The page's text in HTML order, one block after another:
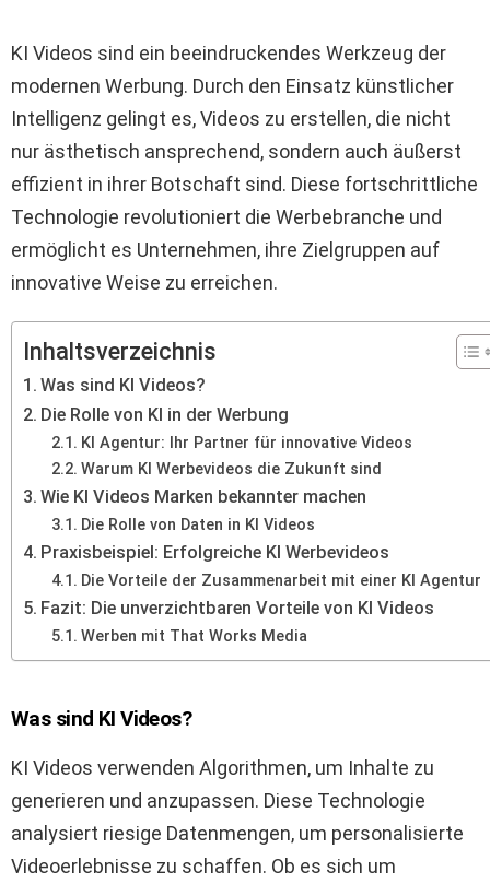
KI Videos sind ein beeindruckendes Werkzeug der
modernen Werbung. Durch den Einsatz künstlicher
Intelligenz gelingt es, Videos zu erstellen, die nicht
nur ästhetisch ansprechend, sondern auch äußerst
effizient in ihrer Botschaft sind. Diese fortschrittliche
Technologie revolutioniert die Werbebranche und
ermöglicht es Unternehmen, ihre Zielgruppen auf
innovative Weise zu erreichen.
Inhaltsverzeichnis
Was sind KI Videos?
Die Rolle von KI in der Werbung
KI Agentur: Ihr Partner für innovative Videos
Warum KI Werbevideos die Zukunft sind
Wie KI Videos Marken bekannter machen
Die Rolle von Daten in KI Videos
Praxisbeispiel: Erfolgreiche KI Werbevideos
Die Vorteile der Zusammenarbeit mit einer KI Agentur
Fazit: Die unverzichtbaren Vorteile von KI Videos
Werben mit That Works Media
Was sind KI Videos?
KI Videos verwenden Algorithmen, um Inhalte zu
generieren und anzupassen. Diese Technologie
analysiert riesige Datenmengen, um personalisierte
Videoerlebnisse zu schaffen. Ob es sich um